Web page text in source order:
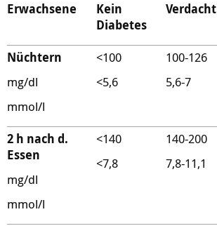
Erwachsene
Kein
Diabetes
Verdacht
Nüchtern
mg/dl
mmol/l
<100
<5,6
100-126
5,6-7
2 h nach d.
Essen
mg/dl
mmol/l
<140
<7,8
140-200
7,8-11,1